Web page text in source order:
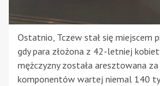
Ostatnio, Tczew stał się miejscem
gdy para złożona z 42-letniej
mężczyzny została aresztowana
komponentów wartej niemal 140